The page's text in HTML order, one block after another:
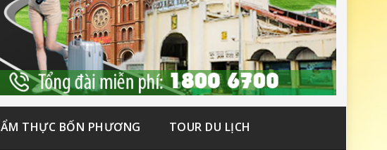
ẨM THỰC BỐN PHƯƠNG TOUR DU LỊCH